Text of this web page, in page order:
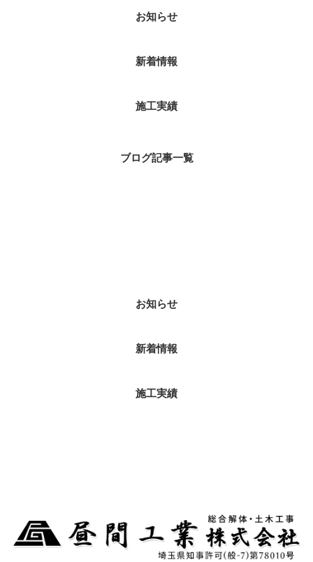
お知らせ
新着情報
施工実績
ブログ記事一覧
お知らせ
新着情報
施工実績